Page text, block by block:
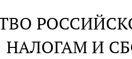
НАЛОГАМ И